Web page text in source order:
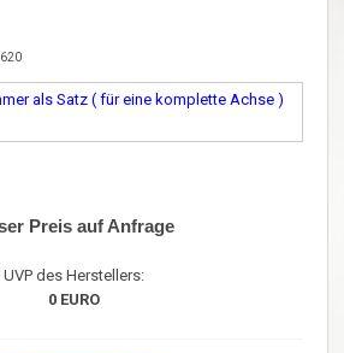
als Satz ( für eine komplette Achse )
Preis auf Anfrage
UVP des Herstellers:
0 EURO